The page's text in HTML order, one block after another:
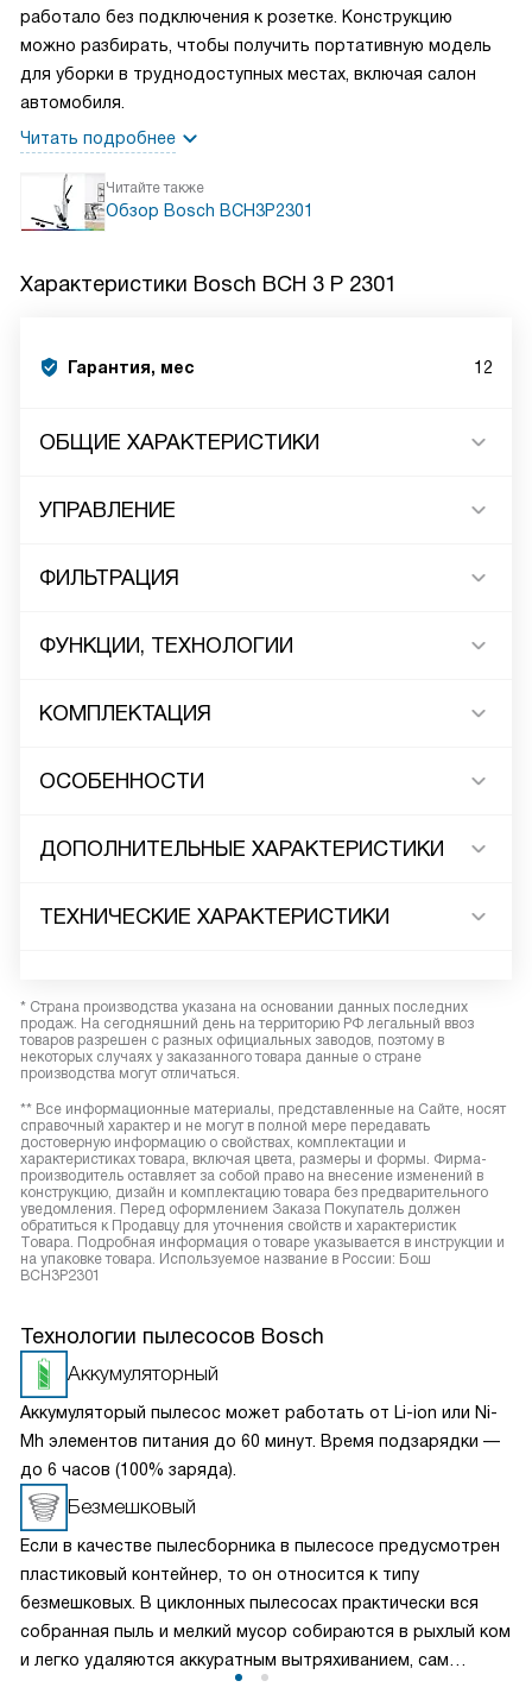
работало без подключения к розетке. Конструкцию
можно разбирать, чтобы получить портативную модель
для уборки в труднодоступных местах, включая салон
автомобиля.
Читать подробнее
Читайте также
Обзор Bosch BCH3P2301
Характеристики Bosch BCH 3 P 2301
Гарантия, мес 12
ОБЩИЕ ХАРАКТЕРИСТИКИ
УПРАВЛЕНИЕ
ФИЛЬТРАЦИЯ
ФУНКЦИИ, ТЕХНОЛОГИИ
КОМПЛЕКТАЦИЯ
ОСОБЕННОСТИ
ДОПОЛНИТЕЛЬНЫЕ ХАРАКТЕРИСТИКИ
ТЕХНИЧЕСКИЕ ХАРАКТЕРИСТИКИ
* Страна производства указана на основании данных последних
продаж. На сегодняшний день на территорию РФ легальный ввоз
товаров разрешен с разных официальных заводов, поэтому в
некоторых случаях у заказанного товара данные о стране
производства могут отличаться.
** Все информационные материалы, представленные на Сайте, носят
справочный характер и не могут в полной мере передавать
достоверную информацию о свойствах, комплектации и
характеристиках товара, включая цвета, размеры и формы. Фирма-
производитель оставляет за собой право на внесение изменений в
конструкцию, дизайн и комплектацию товара без предварительного
уведомления. Перед оформлением Заказа Покупатель должен
обратиться к Продавцу для уточнения свойств и характеристик
Товара. Подробная информация о товаре указывается в инструкции и
на упаковке товара. Используемое название в России: Бош
BCH3P2301
Технологии пылесосов Bosch
Аккумуляторный
Аккумуляторый пылесос может работать от Li-ion или Ni-
Mh элементов питания до 60 минут. Время подзарядки —
до 6 часов (100% заряда).
Безмешковый
Если в качестве пылесборника в пылесосе предусмотрен
пластиковый контейнер, то он относится к типу
безмешковых. В циклонных пылесосах практически вся
собранная пыль и мелкий мусор собираются в рыхлый ком
и легко удаляются аккуратным вытряхиванием, сам